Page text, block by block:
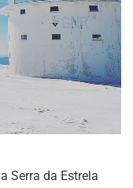
Serra da Estrela